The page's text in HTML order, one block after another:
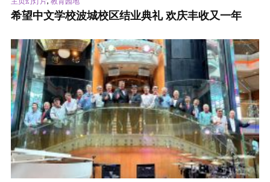
希望中文学校波城校区结业典礼 欢庆丰收又一年